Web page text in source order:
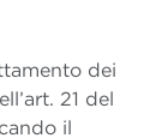
dei
21 del
il